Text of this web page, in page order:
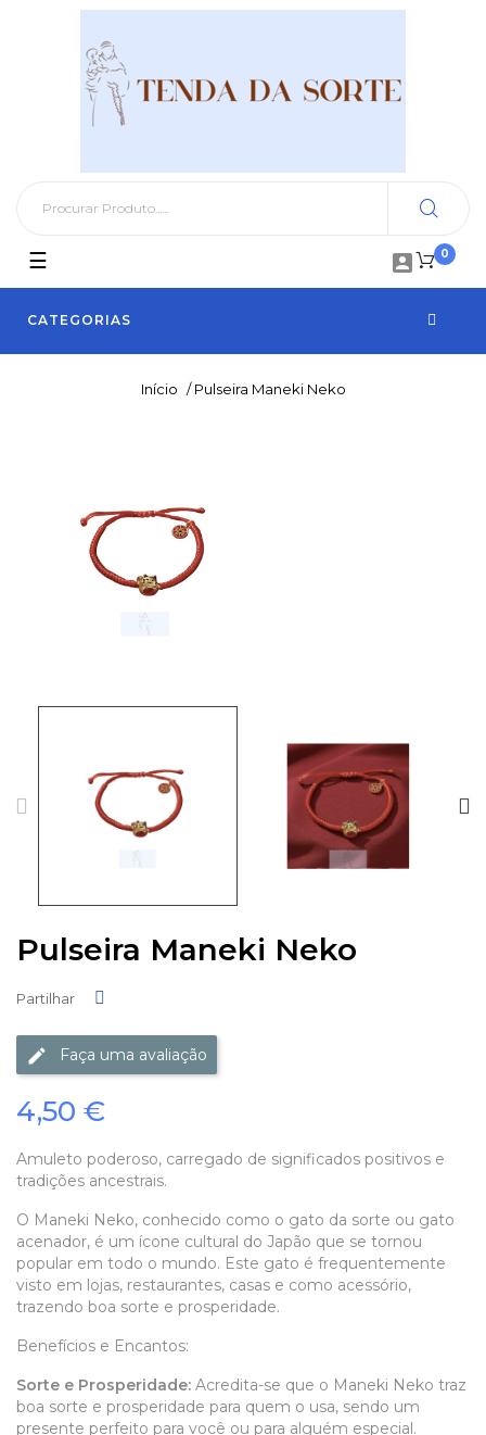
0

CATEGORIAS
Toggle
navigation
☰
Início / Pulseira Maneki Neko
Pulseira Maneki Neko
Partilhar
Faça uma avaliação
4,50 €
Amuleto poderoso, carregado de significados positivos e
tradições ancestrais.
O Maneki Neko, conhecido como o gato da sorte ou gato
acenador, é um ícone cultural do Japão que se tornou
popular em todo o mundo. Este gato é frequentemente
visto em lojas, restaurantes, casas e como acessório,
trazendo boa sorte e prosperidade.
Benefícios e Encantos:
Sorte e Prosperidade: Acredita-se que o Maneki Neko traz
boa sorte e prosperidade para quem o usa, sendo um
presente perfeito para você ou para alguém especial.